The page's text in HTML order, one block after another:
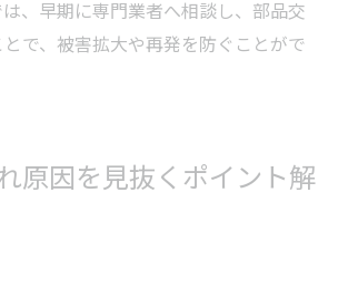
、早期に専門業者へ相談し、部品交
で、被害拡大や再発を防ぐことがで
原因を見抜くポイント解